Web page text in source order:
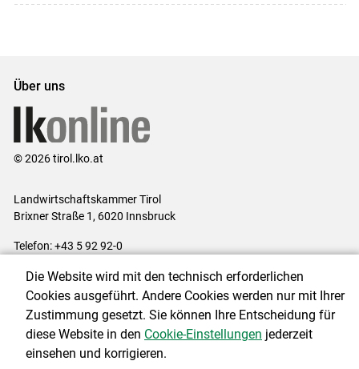
Über uns
© 2026 tirol.lko.at
Landwirtschaftskammer Tirol
Brixner Straße 1, 6020 Innsbruck
Telefon: +43 5 92 92-0
Impressum|Kontakt|Datenschutzerklärung|Barrierefreiheit|
Cookie-Einstellungen
Die Website wird mit den technisch erforderlichen
Cookies ausgeführt. Andere Cookies werden nur mit Ihrer
Zustimmung gesetzt. Sie können Ihre Entscheidung für
diese Website in den Cookie-Einstellungen jederzeit
einsehen und korrigieren.